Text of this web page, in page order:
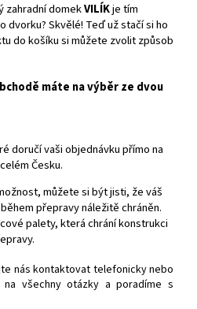
zahradní domekVILÍKje tím
dvorku? Skvělé! Teď už stačí si ho
do košíku si můžete zvolit způsob
máte na výběr ze dvou
doručí vaši objednávku přímo na
Česku.
můžete si být jisti, že váš
přepravy náležitě chráněn.
palety, která chrání konstrukci
nás kontaktovat telefonicky nebo
všechny otázky a poradíme s